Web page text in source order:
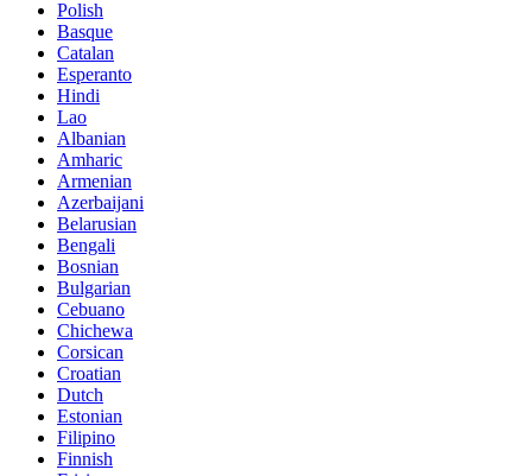
Polish
Basque
Catalan
Esperanto
Hindi
Lao
Albanian
Amharic
Armenian
Azerbaijani
Belarusian
Bengali
Bosnian
Bulgarian
Cebuano
Chichewa
Corsican
Croatian
Dutch
Estonian
Filipino
Finnish